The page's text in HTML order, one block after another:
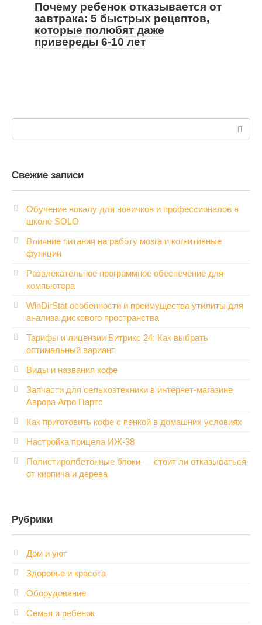
Почему ребенок отказывается от
завтрака: 5 быстрых рецептов,
которые полюбят даже
привереды 6-10 лет
Свежие записи
Обучение вокалу для новичков и профессионалов в
школе SOLO
Влияние питания на работу мозга и когнитивные
функции
Развлекательное программное обеспечение для
компьютера
WinDirStat особенности и преимущества утилиты для
анализа дискового пространства
Тарифы и лицензии Битрикс 24: Как выбрать
оптимальный вариант
Виды и названия кофе
Запчасти для сельхозтехники в интернет-магазине
Аврора Агро Партс
Как приготовить кофе с пенкой в домашних условиях
Настройка прицела ИЖ‑38
Полистиролбетонные блоки — стоит ли отказываться
от кирпича и дерева
Рубрики
Дом и уют
Здоровье и красота
Оборудование
Семья и ребенок